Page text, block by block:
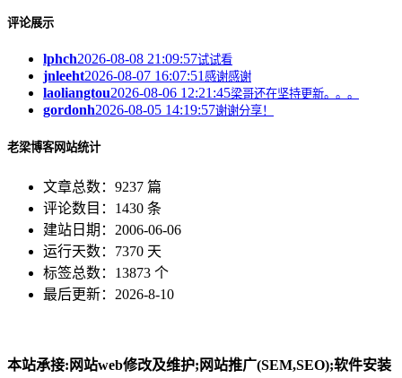
评论展示
lphch2026-08-08 21:09:57试试看
jnleeht2026-08-07 16:07:51 感谢感谢
laoliangtou2026-08-06 12:21:45梁哥还在坚持更新。。。
gordonh2026-08-05 14:19:57谢谢分享！
老梁博客网站统计
文章总数：9237 篇
评论数目：1430 条
建站日期：2006-06-06
运行天数：7370 天
标签总数：13873 个
最后更新：2026-8-10
本站承接:网站web修改及维护;网站推广(SEM,SEO);软件安装